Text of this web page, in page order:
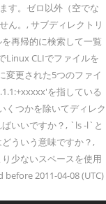
す。ゼロ以外（空でな
ん。, サブディレクトリ
再帰的に検索して一覧
Linux CLIでファイルを
変更された5つのファイ
を指している
くつかを除いてディレク
いいですか？, `ls -l`と
ういう意味ですか？,
少ないスペースを使用
2011-04-08 (UTC)